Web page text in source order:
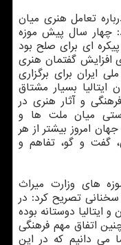
تعامل هنری میان
چهار سال پیش موزه
ای برای صلح بود
افزایش گفتمان هنری
ایران برای برگزاری
ایتالیا بسیار مشتاق
و آثار هنری در
میان ملت ها و
امروز بیشتر از هر
گفت و گو، تفاهم و
های وزارت میراث
تصریح كرد: در
ایتالیا دوستانه بوده
اتفاق مهم فرهنگی
می دانیم كه در این